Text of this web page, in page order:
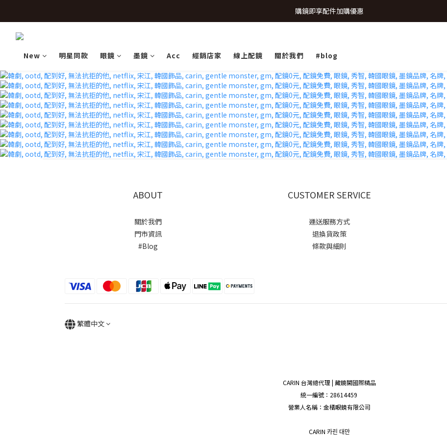
💗致...特別的日子💗 | 全館任選 贈奶呼呼品牌明信片(乙張) *生日卡/情人卡(2選1)
購鏡即享配件加購優惠
New 明星同款 眼鏡 墨鏡 Acc 經銷店家 線上配鏡 關於我們 #blog
ABOUT
關於我們
門市資訊
#Blog
CUSTOMER SERVICE
運送服務方式
退換貨政策
條款與細則
繁體中文
CARIN 台灣總代理 | 藏鏡閣國際精品
統一編號：28614459
營業人名稱：金橘眼鏡有限公司
CARIN 카린 대만